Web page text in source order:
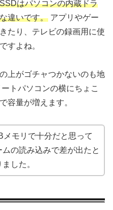
はパソコンの内蔵ドラ
違いです。 アプリやゲー
たり、テレビの録画用に使
すよね。
上がゴチャつかないのも地
トパソコンの横にちょこ
容量が増えます。
メモリで十分だと思って
の読み込みで差が出たと
した。